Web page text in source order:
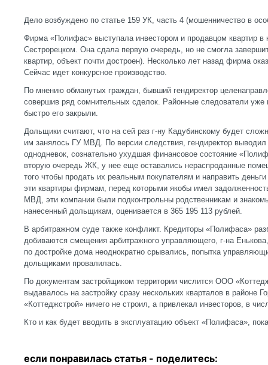
Дело возбуждено по статье 159 УК, часть 4 (мошенничество в
Фирма «Полифас» выступала инвестором и продавцом квартир
Сестрорецком. Она сдала первую очередь, но не смогла
квартир, объект почти достроен). Несколько лет назад фирма
Сейчас идет конкурсное производство.
По мнению обманутых граждан, бывший гендиректор
совершив ряд сомнительных сделок. Районные следователи уже
быстро его закрыли.
Дольщики считают, что на сей раз г-ну Кадубинскому будет
им занялось ГУ МВД. По версии следствия, гендиректор
однодневок, сознательно ухудшая финансовое состояние
вторую очередь ЖК, у нее еще оставались нераспроданные
того чтобы продать их реальным покупателям и направить
эти квартиры фирмам, перед которыми якобы имел
МВД, эти компании были подконтрольны родственникам и
нанесенный дольщикам, оценивается в 365 195 113 рублей.
В арбитражном суде также конфликт. Кредиторы «Полифаса»
добиваются смещения арбитражного управляющего, г-на
по достройке дома неоднократно срывались, попытка
дольщиками провалилась.
По документам застройщиком территории числится ООО
выдавалось на застройку сразу нескольких кварталов в районе
«Коттеджстрой» ничего не строил, а привлекал инвесторов, в
Кто и как будет вводить в эксплуатацию объект «Полифаса»,
если понравилась статья - поделитесь: